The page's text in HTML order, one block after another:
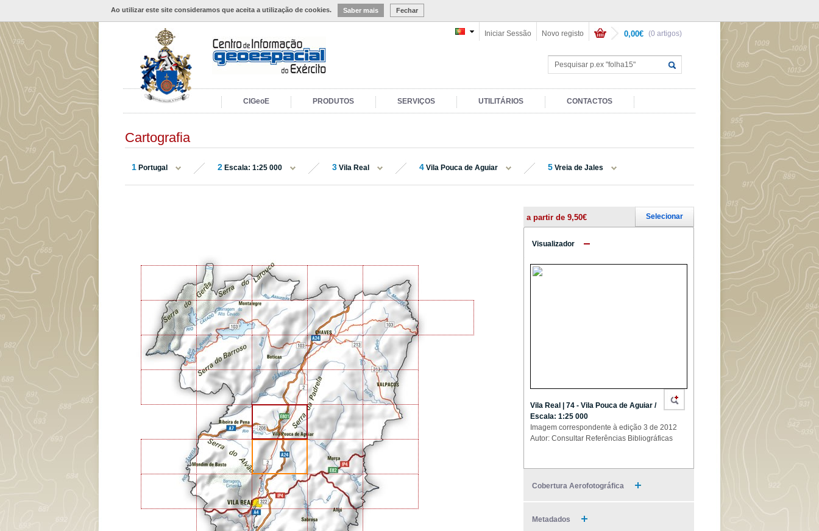
Ao utilizar este site consideramos que aceita a utilização de cookies. Saber mais Fechar
(0 artigos)
0,00€
Novo registo
Iniciar Sessão
CIGeoE PRODUTOS SERVIÇOS UTILITÁRIOS CONTACTOS
Cartografia
1 Portugal 2 Escala: 1:25 000 3 Vila Real 4 Vila Pouca de Aguiar 5 Vreia de Jales
a partir de 9,50€ Selecionar
Visualizador
Vila Real | 74 - Vila Pouca de Aguiar /
Escala: 1:25 000
Imagem correspondente à edição 3 de 2012
Autor: Consultar Referências Bibliográficas
Cobertura Aerofotográfica
Metadados